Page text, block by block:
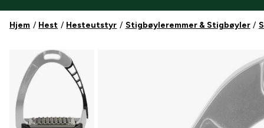
Hjem Hest Hesteutstyr Stigbøyleremmer & Stigbøyler